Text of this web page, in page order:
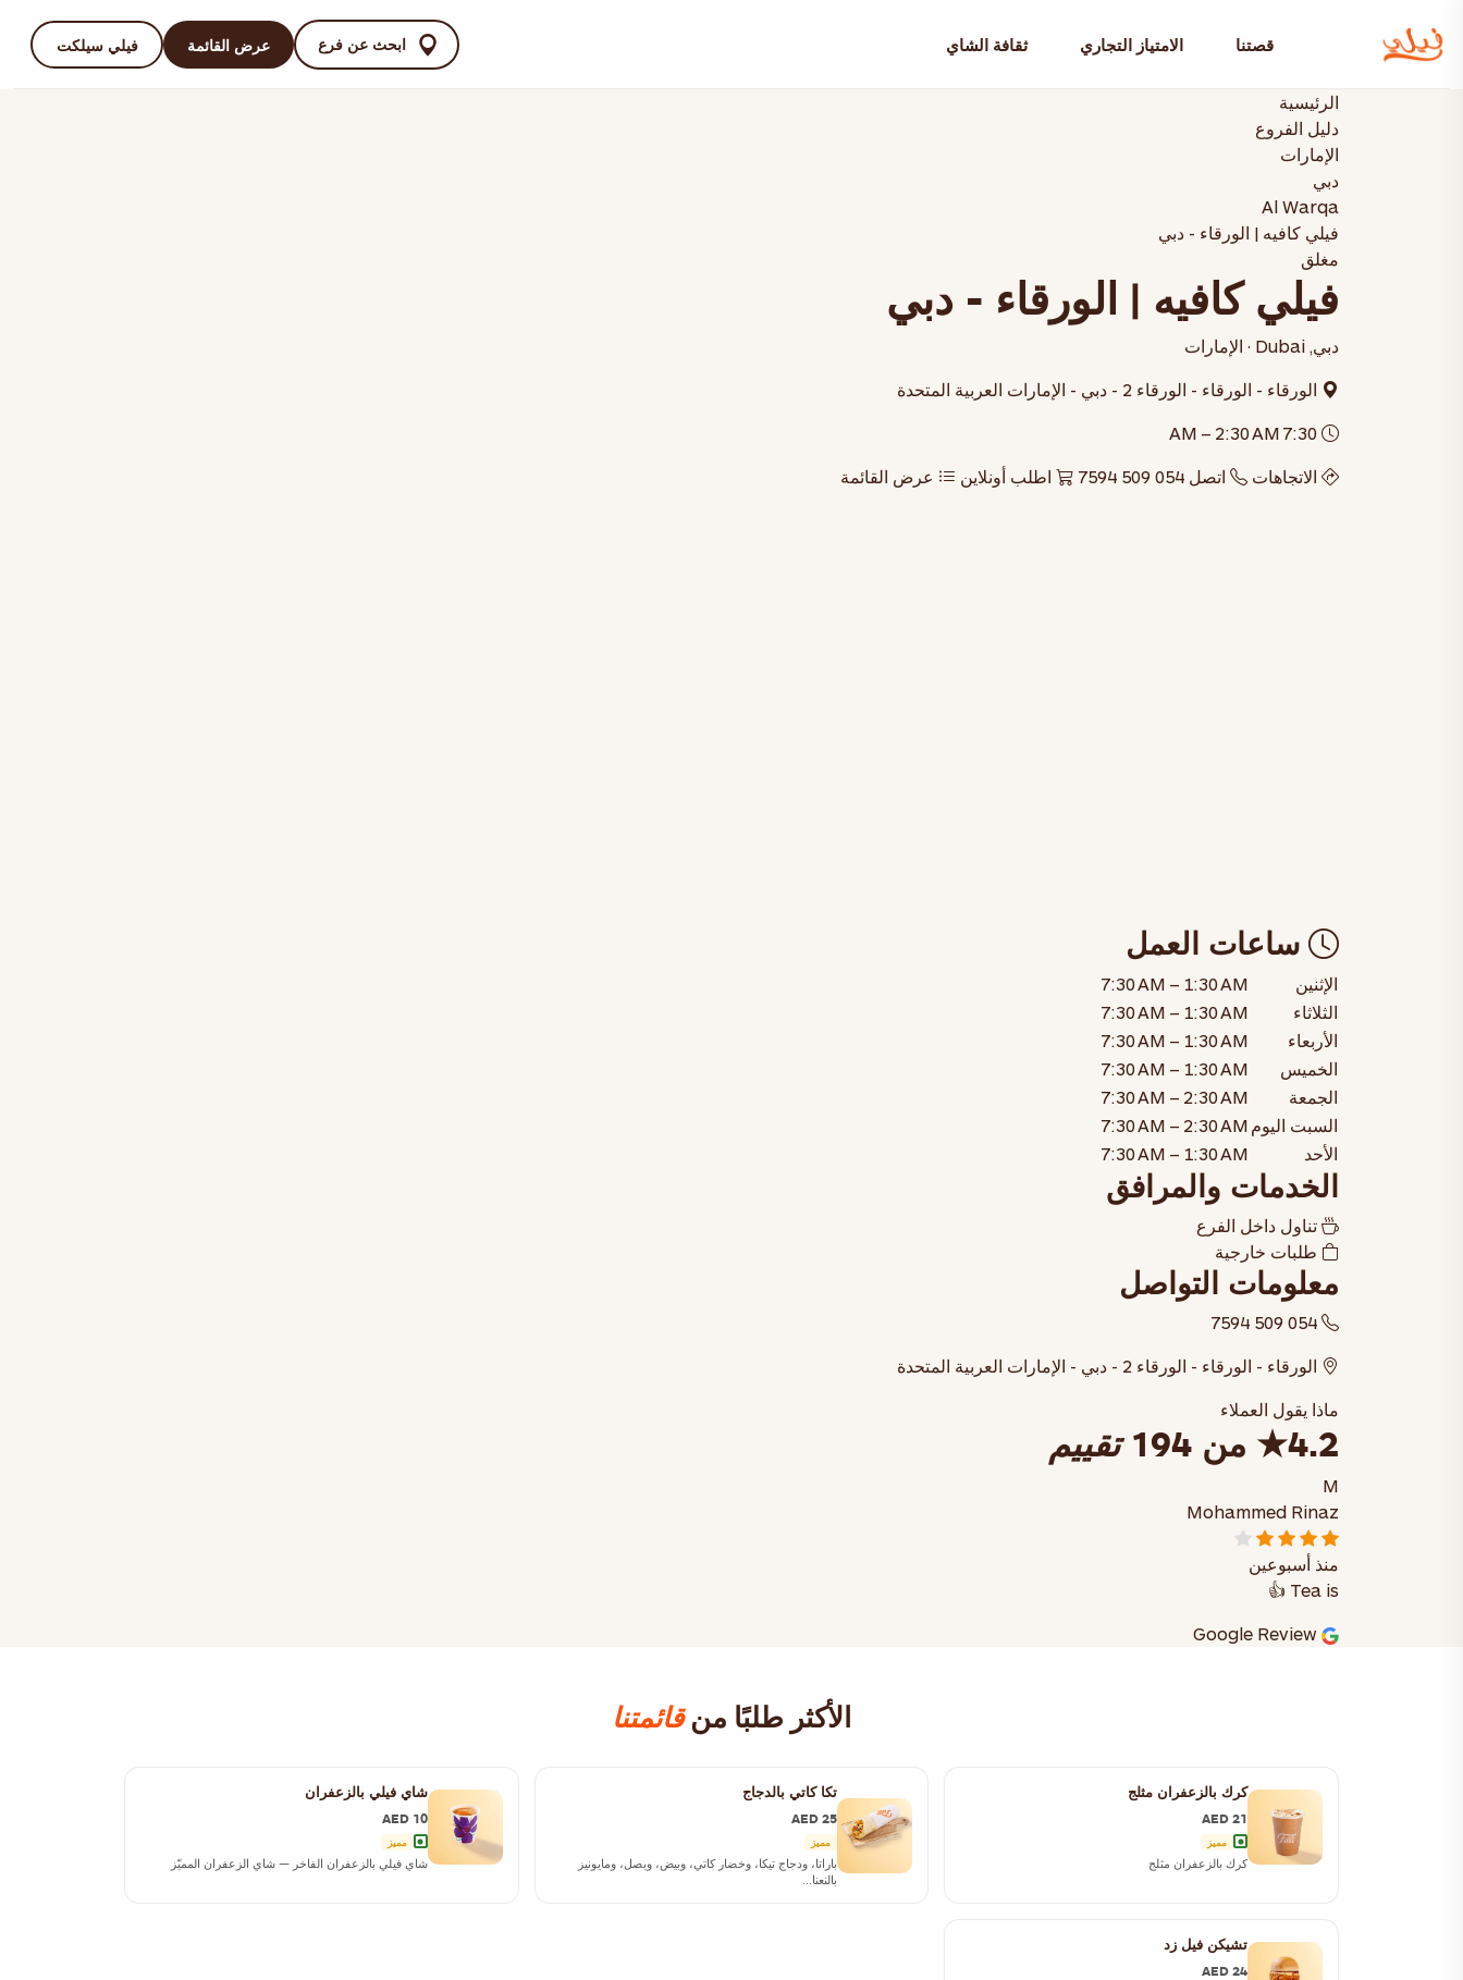
قصتنا الامتياز التجاري ثقافة الشاي ابحث عن فرع عرض القائمة فيلي سيلكت
الرئيسية
دليل الفروع
الإمارات
دبي
Al Warqa
فيلي كافيه | الورقاء - دبي
مغلق
فيلي كافيه | الورقاء - دبي
دبي, Dubai · الإمارات
الورقاء - الورقاء - الورقاء 2 - دبي - الإمارات العربية المتحدة
الاتجاهات اتصل 054 509 7594 اطلب أونلاين عرض القائمة
ساعات العمل
الإثنين
7:30 AM – 1:30 AM
الثلاثاء
7:30 AM – 1:30 AM
الأربعاء
7:30 AM – 1:30 AM
الخميس
7:30 AM – 1:30 AM
الجمعة
7:30 AM – 2:30 AM
السبت اليوم 7:30 AM – 2:30 AM
الأحد
7:30 AM – 1:30 AM
الخدمات والمرافق
تناول داخل الفرع
طلبات خارجية
معلومات التواصل
054 509 7594
الورقاء - الورقاء - الورقاء 2 - دبي - الإمارات العربية المتحدة
ماذا يقول العملاء
4.2
★ من 194 تقييم
M
Mohammed Rinaz
منذ أسبوعين
Tea is 👍
الأكثر طلبًا منقائمتنا
كرك بالزعفران مثلج
AED 21
مميز
كرك بالزعفران مثلج
تكا كاتي بالدجاج
AED 25
مميز
باراتا، ودجاج تيكا، وخضار كاتي، وبيض، وبصل، ومايونيز
بالنعنا...
شاي فيلي بالزعفران
AED 10
مميز
شاي فيلي بالزعفران الفاخر — شاي الزعفران المميّز
تشيكن فيل زد
AED 24